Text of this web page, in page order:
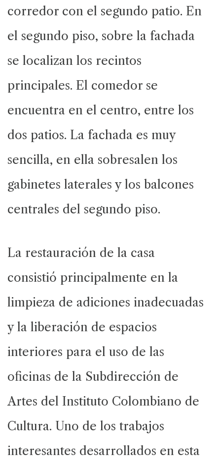
corredor con el segundo patio. En
el segundo piso, sobre la fachada
se localizan los recintos
principales. El comedor se
encuentra en el centro, entre los
dos patios. La fachada es muy
sencilla, en ella sobresalen los
gabinetes laterales y los balcones
centrales del segundo piso.
La restauración de la casa
consistió principalmente en la
limpieza de adiciones inadecuadas
y la liberación de espacios
interiores para el uso de las
oficinas de la Subdirección de
Artes del Instituto Colombiano de
Cultura. Uno de los trabajos
interesantes desarrollados en esta